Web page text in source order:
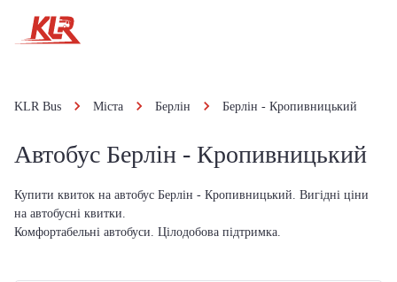
KLR Bus Міста Берлін Берлін - Кропивницький
Автобус Берлін - Кропивницький
Купити квиток на автобус Берлін - Кропивницький. Вигідні ціни
на автобусні квитки.
Комфортабельні автобуси. Цілодобова підтримка.